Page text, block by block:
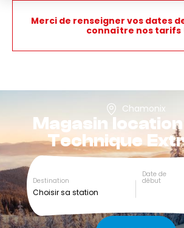
Merci de renseigner vos dates
connaître nos tarifs
Chamonix
Magasin
Technique
Destination
Choisir sa station
Date de
début